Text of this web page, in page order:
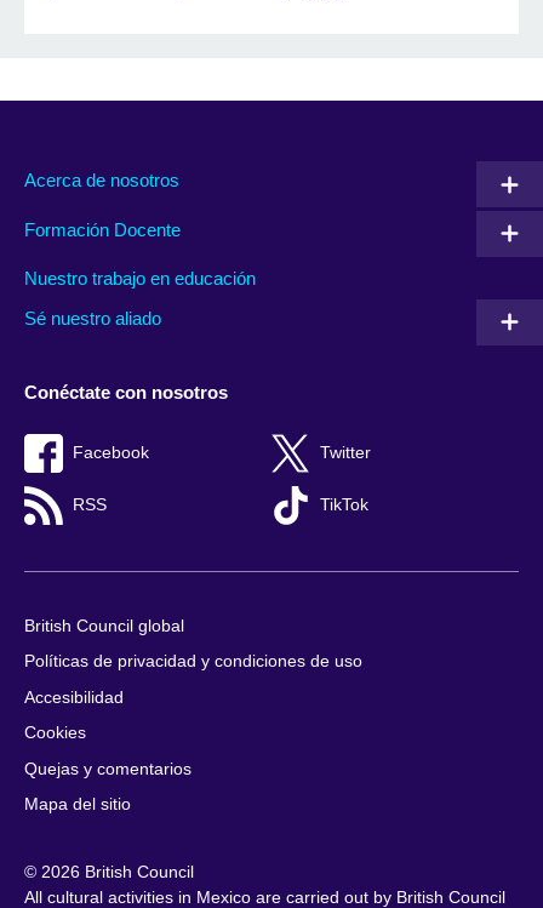
Acerca de nosotros
Formación Docente
Nuestro trabajo en educación
Sé nuestro aliado
Conéctate con nosotros
Facebook Twitter
RSS TikTok
British Council global
Políticas de privacidad y condiciones de uso
Accesibilidad
Cookies
Quejas y comentarios
Mapa del sitio
© 2026 British Council
All cultural activities in Mexico are carried out by British Council